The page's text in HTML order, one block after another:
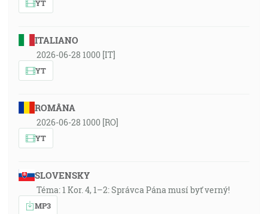
YT
ITALIANO
2026-06-28 1000 [IT]
YT
ROMÂNA
2026-06-28 1000 [RO]
YT
SLOVENSKY
Téma: 1 Kor. 4, 1–2: Správca Pána musí byť verný!
MP3